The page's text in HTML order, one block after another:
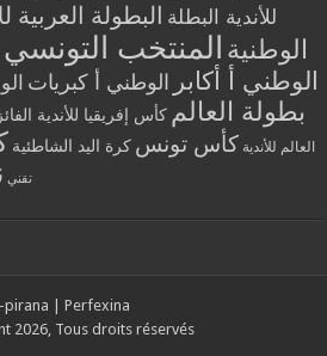
للأندية البطلة البطولة العربية
الوطنية المنتخب التونسي
الوطني أ أكابر الوطني أ كبريات
بطولة العالم كأس إفريقيا للأندية
العالم للأندية كأس تونس كرة اليد الشاطئية
تقني
pirana
Perfexina
2026, Tous droits réservés